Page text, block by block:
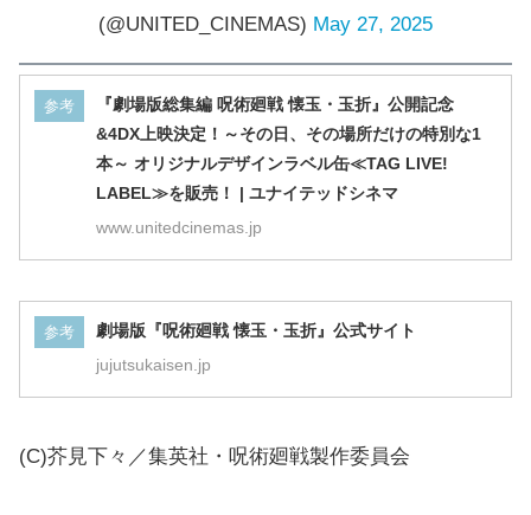
(@UNITED_CINEMAS) May 27, 2025
参考
『劇場版総集編 呪術廻戦 懐玉・玉折』公開記念
&4DX上映決定！～その日、その場所だけの特別な1
本～ オリジナルデザインラベル缶≪TAG LIVE!
LABEL≫を販売！ | ユナイテッドシネマ
www.unitedcinemas.jp
参考 劇場版『呪術廻戦 懐玉・玉折』公式サイト
jujutsukaisen.jp
(C)芥見下々／集英社・呪術廻戦製作委員会